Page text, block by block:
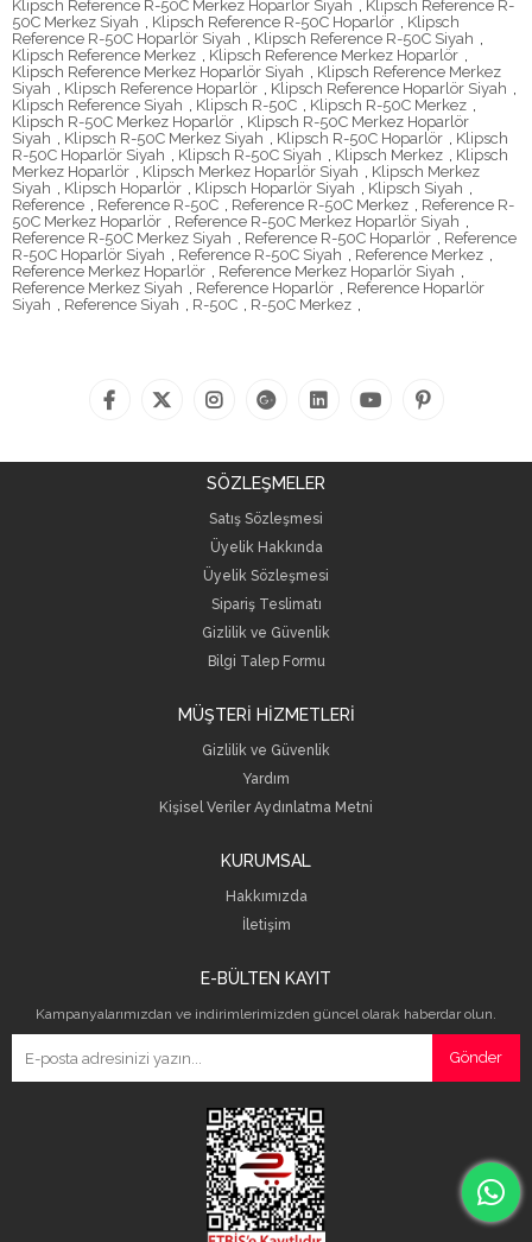
Klipsch Reference R-50C Merkez Hoparlör Siyah , Klipsch Reference R-
50C Merkez Siyah , Klipsch Reference R-50C Hoparlör , Klipsch
Reference R-50C Hoparlör Siyah , Klipsch Reference R-50C Siyah ,
Klipsch Reference Merkez , Klipsch Reference Merkez Hoparlör ,
Klipsch Reference Merkez Hoparlör Siyah , Klipsch Reference Merkez
Siyah , Klipsch Reference Hoparlör , Klipsch Reference Hoparlör Siyah ,
Klipsch Reference Siyah , Klipsch R-50C , Klipsch R-50C Merkez ,
Klipsch R-50C Merkez Hoparlör , Klipsch R-50C Merkez Hoparlör
Siyah , Klipsch R-50C Merkez Siyah , Klipsch R-50C Hoparlör , Klipsch
R-50C Hoparlör Siyah , Klipsch R-50C Siyah , Klipsch Merkez , Klipsch
Merkez Hoparlör , Klipsch Merkez Hoparlör Siyah , Klipsch Merkez
Siyah , Klipsch Hoparlör , Klipsch Hoparlör Siyah , Klipsch Siyah ,
Reference , Reference R-50C , Reference R-50C Merkez , Reference R-
50C Merkez Hoparlör , Reference R-50C Merkez Hoparlör Siyah ,
Reference R-50C Merkez Siyah , Reference R-50C Hoparlör , Reference
R-50C Hoparlör Siyah , Reference R-50C Siyah , Reference Merkez ,
Reference Merkez Hoparlör , Reference Merkez Hoparlör Siyah ,
Reference Merkez Siyah , Reference Hoparlör , Reference Hoparlör
Siyah , Reference Siyah , R-50C , R-50C Merkez ,
SÖZLEŞMELER
Satış Sözleşmesi
Üyelik Hakkında
Üyelik Sözleşmesi
Sipariş Teslimatı
Gizlilik ve Güvenlik
Bilgi Talep Formu
MÜŞTERİ HİZMETLERİ
Gizlilik ve Güvenlik
Yardım
Kişisel Veriler Aydınlatma Metni
KURUMSAL
Hakkımızda
İletişim
E-BÜLTEN KAYIT
Kampanyalarımızdan ve indirimlerimizden güncel olarak haberdar olun.
Gönder